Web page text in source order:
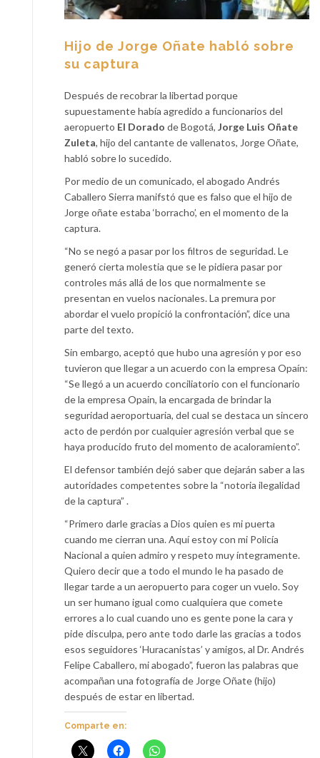
Hijo de Jorge Oñate habló sobre
su captura
Después de recobrar la libertad porque
supuestamente había agredido a funcionarios del
aeropuerto El Dorado de Bogotá, Jorge Luis Oñate
Zuleta, hijo del cantante de vallenatos, Jorge Oñate,
habló sobre lo sucedido.
Por medio de un comunicado, el abogado Andrés
Caballero Sierra manifstó que es falso que el hijo de
Jorge oñate estaba ‘borracho’, en el momento de la
captura.
“No se negó a pasar por los filtros de seguridad. Le
generó cierta molestia que se le pidiera pasar por
controles más allá de los que normalmente se
presentan en vuelos nacionales. La premura por
abordar el vuelo propició la confrontación”, dice una
parte del texto.
Sin embargo, aceptó que hubo una agresión y por eso
tuvieron que llegar a un acuerdo con la empresa Opaín:
“Se llegó a un acuerdo conciliatorio con el funcionario
de la empresa Opain, la encargada de brindar la
seguridad aeroportuaria, del cual se destaca un sincero
acto de perdón por cualquier agresión verbal que se
haya producido fruto del momento de acaloramiento”.
El defensor también dejó saber que dejarán saber a las
autoridades competentes sobre la “notoria ilegalidad
de la captura” .
“Primero darle gracias a Dios quien es mi puerta
cuando me cierran una. Aquí estoy con mi Policía
Nacional a quien admiro y respeto muy íntegramente.
Quiero decir que a todo el mundo le ha pasado de
llegar tarde a un aeropuerto para coger un vuelo. Soy
un ser humano igual como cualquiera que comete
errores a lo cual cuando uno es gente pone la cara y
pide disculpa, pero ante todo darle las gracias a todos
esos seguidores ‘Huracanistas’ y amigos, al Dr. Andrés
Felipe Caballero, mi abogado”, fueron las palabras que
acompañan una fotografía de Jorge Oñate (hijo)
después de estar en libertad.
Comparte en: